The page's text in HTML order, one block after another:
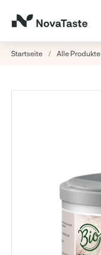
Startseite / Alle Produkte